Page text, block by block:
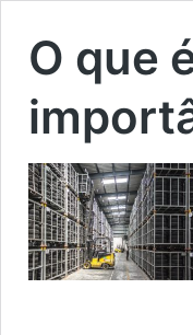
O que